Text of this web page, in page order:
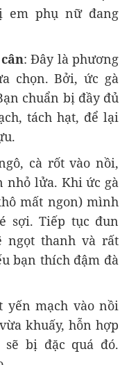
em phụ nữ đang
: Đây là phương
chọn. Bởi, ức gà
chuẩn bị đầy đủ
tách hạt, để lại
cà rốt vào nồi,
nhỏ lửa. Khi ức gà
mất ngon) mình
sợi. Tiếp tục đun
ngọt thanh và rất
bạn thích đậm đà
yến mạch vào nồi
khuấy, hỗn hợp
bị đặc quá đó.